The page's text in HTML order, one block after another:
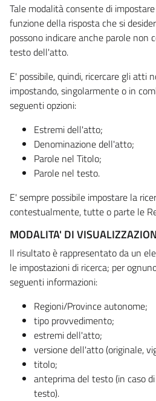
Tale modalità consente di
funzione della risposta che si
possono indicare anche parole non
testo dell'atto.
E' possibile, quindi, ricercare gli atti
impostando, singolarmente o in
seguenti opzioni:
Estremi dell'atto;
Denominazione dell'atto;
Parole nel Titolo;
Parole nel testo.
E' sempre possibile impostare la
contestualmente, tutte o parte le
MODALITA' DI
Il risultato è rappresentato da un
le impostazioni di ricerca; per
seguenti informazioni:
Regioni/Province autonome;
tipo provvedimento;
estremi dell'atto;
versione dell'atto (originale,
titolo;
anteprima del testo (in caso
testo).